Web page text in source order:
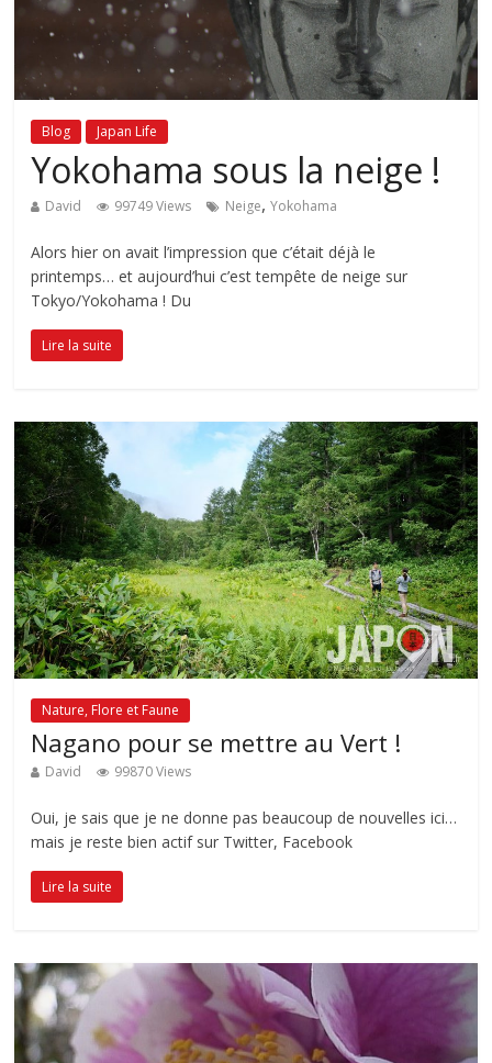
Blog Japan Life
Yokohama sous la neige !
David 99749 Views Neige,Yokohama
Alors hier on avait l’impression que c’était déjà le
printemps… et aujourd’hui c’est tempête de neige sur
Tokyo/Yokohama ! Du
Lire la suite
Nature, Flore et Faune
Nagano pour se mettre au Vert !
David 99870 Views
Oui, je sais que je ne donne pas beaucoup de nouvelles ici…
mais je reste bien actif sur Twitter, Facebook
Lire la suite